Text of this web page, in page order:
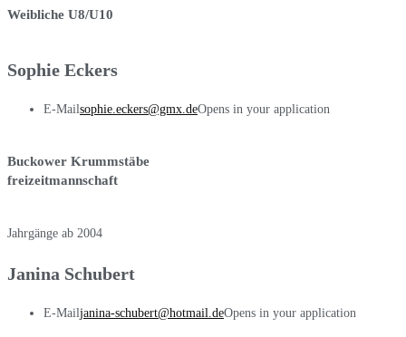
Weibliche U8/U10
Sophie Eckers
E-Mailsophie.eckers@gmx.deOpens in your application
Buckower Krummstäbe
freizeitmannschaft
Jahrgänge ab 2004
Janina Schubert
E-Mailjanina-schubert@hotmail.deOpens in your application